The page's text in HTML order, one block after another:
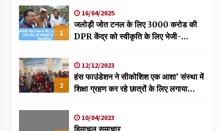
1
16/04/2025
जलोड़ी जोत टनल के लिए 3000 करोड की
DPR केंद्र को स्वीकृति के लिए भेजी-
2
12/12/2023
हंस फाउंडेशन ने सीकोशिश एक आशा’ संस्था में
शिक्षा ग्रहण कर रहे छात्रों के लिए लगाया
10/04/2023
हिमाचल समाचार